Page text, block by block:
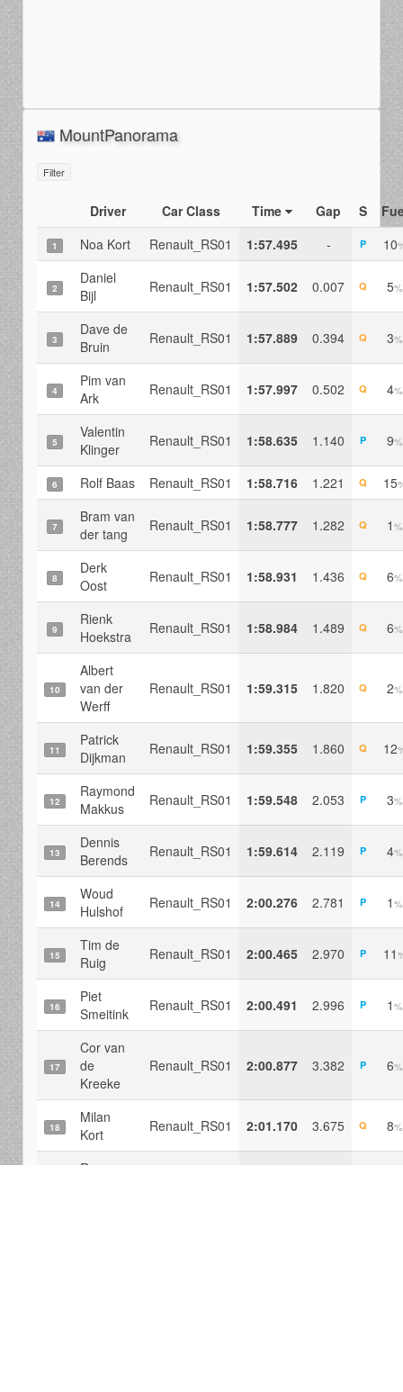
MountPanorama
Filter
Driver Car Class Time Gap S
1 Noa Kort Renault_RS01 1:57.495 - P 10
2
Daniel
Bijl
Renault_RS01 1:57.502 0.007 Q 5%
3
Dave de
Bruin
Renault_RS01 1:57.889 0.394 Q 3%
4
Pim van
Ark
Renault_RS01 1:57.997 0.502 Q 4%
5
Valentin
Klinger
Renault_RS01 1:58.635 1.140 P 9%
6 Rolf Baas Renault_RS01 1:58.716 1.221 Q 15
7
Bram van
der tang
Renault_RS01 1:58.777 1.282 Q 1%
8
Derk
Oost
Renault_RS01 1:58.931 1.436 Q 6%
9
Rienk
Hoekstra
Renault_RS01 1:58.984 1.489 Q 6%
10
Albert
van der
Werff
Renault_RS01 1:59.315 1.820 Q 2%
11
Patrick
Dijkman
Renault_RS01 1:59.355 1.860 Q 12
12
Raymond
Makkus
Renault_RS01 1:59.548 2.053 P 3%
13
Dennis
Berends
Renault_RS01 1:59.614 2.119 P 4%
14
Woud
Hulshof
Renault_RS01 2:00.276 2.781 P 1%
15
Tim de
Ruig
Renault_RS01 2:00.465 2.970 P 11
16
Piet
Smeitink
Renault_RS01 2:00.491 2.996 P 1%
17
Cor van
de
Kreeke
Renault_RS01 2:00.877 3.382 P 6%
18
Milan
Kort
Renault_RS01 2:01.170 3.675 Q 8%
Roy